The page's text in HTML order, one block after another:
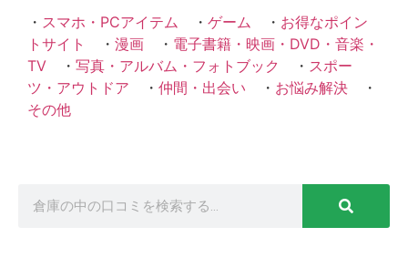
・ スマホ・PCアイテム ・ ゲーム ・ お得なポイン
トサイト
・ 漫画 ・ 電子書籍・映画・DVD・音楽・
TV ・ 写真・アルバム・フォトブック ・ スポー
ツ・アウトドア ・ 仲間・出会い ・ お悩み解決 ・
その他